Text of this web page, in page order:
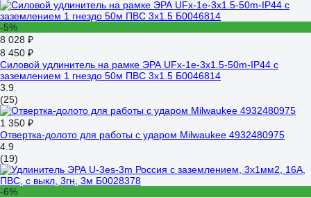
-5%
8 028 ₽
8 450 ₽
Силовой удлинитель на рамке ЭРА UFx-1e-3x1.5-50m-IP44 с
заземлением 1 гнездо 50м ПВС 3х1.5 Б0046814
3.9
(25)
1 350 ₽
Отвертка-долото для работы с ударом Milwaukee 4932480975
4.9
(19)
-6%